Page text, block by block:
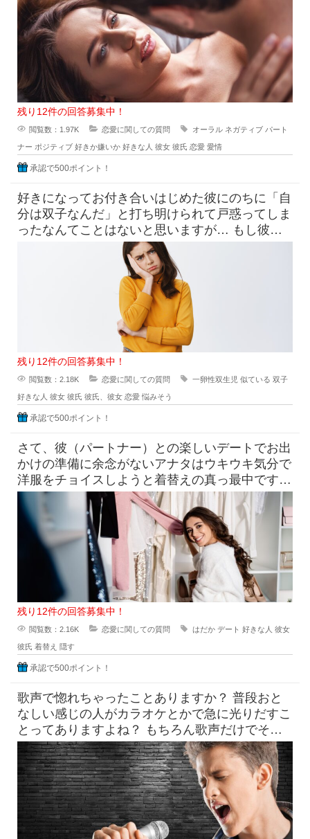
残り12件の回答募集中！
閲覧数：1.97K 恋愛に関しての質問 オーラル ネガティブ パート
ナー ポジティブ 好きか嫌いか 好きな人 彼女 彼氏 恋愛 愛情
承認で500ポイント！
好きになってお付き合いはじめた彼にのちに「自
分は双子なんだ」と打ち明けられて戸惑ってしま
ったなんてことはないと思いますが… もし彼が
一卵性双生児であらゆる面で
残り12件の回答募集中！
閲覧数：2.18K 恋愛に関しての質問 一卵性双生児 似ている 双子
好きな人 彼女 彼氏 彼氏、彼女 恋愛 悩みそう
承認で500ポイント！
さて、彼（パートナー）との楽しいデートでお出
かけの準備に余念がないアナタはウキウキ気分で
洋服をチョイスしようと着替えの真っ最中です！
そこへ素っ裸にちかい状態でい
残り12件の回答募集中！
閲覧数：2.16K 恋愛に関しての質問 はだか デート 好きな人 彼女
彼氏 着替え 隠す
承認で500ポイント！
歌声で惚れちゃったことありますか？ 普段おと
なしい感じの人がカラオケとかで急に光りだすこ
とってありますよね？ もちろん歌声だけでその
他の要素は無視できる